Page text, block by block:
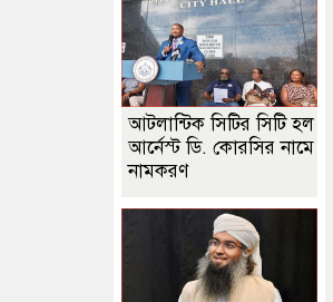
আটলান্টিক সিটির সিটি হল
আর্নেস্ট ডি. কোরসির নামে
নামকরণ